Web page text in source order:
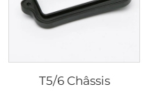
T5/6 Châssis